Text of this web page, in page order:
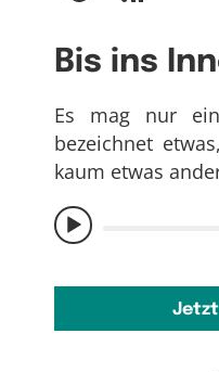
Bis ins
Es mag nur
bezeichnet
kaum etwas